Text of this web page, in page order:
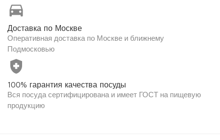
directions_car
Доставка по Москве
Оперативная доставка по Москве и ближнему
Подмосковью
health_and_safety
100% гарантия качества посуды
Вся посуда сертифицирована и имеет ГОСТ на пищевую
продукцию